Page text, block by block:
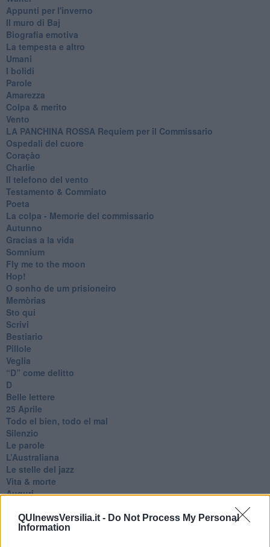
QUInewsVersilia.it - Do Not Process My Personal
Information
Appunti per l'inverno
Il muro di Baj
Biografia emotiva
La tempesta e altro
Umani
I bolidi
Parole
Amarezza
Colpa & merito
Vento
​LA PANCHINA ROSSA Requiem per il Commissario
Ospedali del cuore
Coraçào
Charlie
Il telefono del vento
Testamento & Commiato
Poeta
​La colpa - Memorie del commissario
Autunno
Gracias a la vida
Somnium
Fly me to the moon
Hop!
O sonho de um prisioneiro
Memòrias
Sto qui
Scrivi
Bestiario
Pillole
Veglia
​“D” come delitto
D
Belle lettere
25 Aprile
Todo el bien, todo el mal
Silenzio
Le parole
​L’Australiana
Le stelle del jazz
Vita & morte
Auguri
Passanti
Continuando, la nonna e il carretto